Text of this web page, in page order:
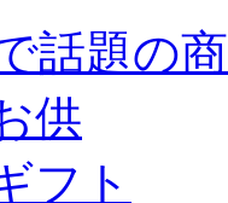
話題の
供
フト